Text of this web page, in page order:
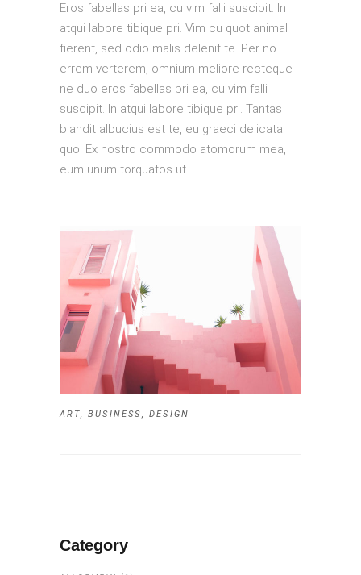
Eros fabellas pri ea, cu vim falli suscipit. In
atqui labore tibique pri. Vim cu quot animal
fierent, sed odio malis delenit te. Per no
errem verterem, omnium meliore recteque
ne duo eros fabellas pri ea, cu vim falli
suscipit. In atqui labore tibique pri. Tantas
blandit albucius est te, eu graeci delicata
quo. Ex nostro commodo atomorum mea,
eum unum torquatos ut.
ART,BUSINESS,DESIGN
Category